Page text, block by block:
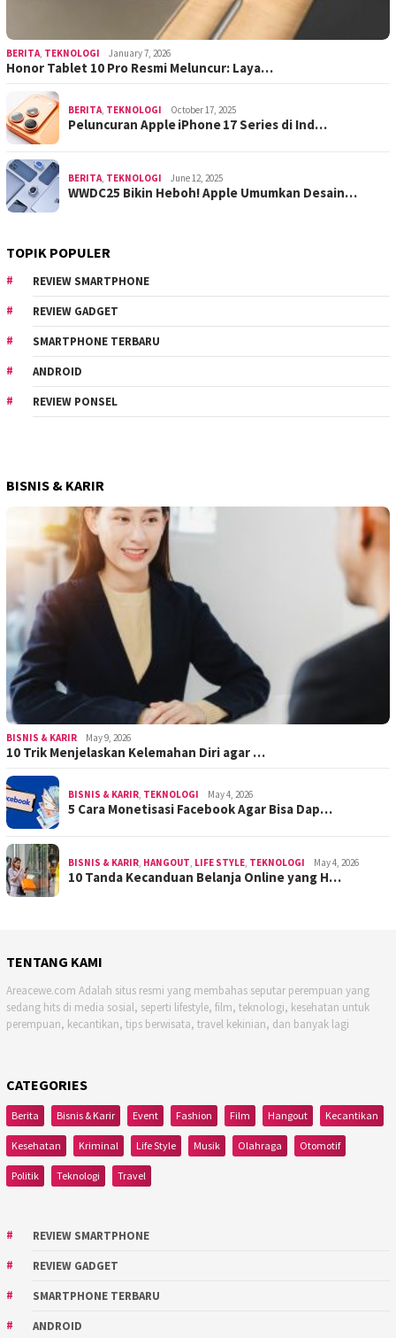
BERITA TEKNOLOGI January 7, 2026
Honor Tablet 10 Pro Resmi Meluncur: Laya…
BERITA TEKNOLOGI October 17, 2025
Peluncuran Apple iPhone 17 Series di Ind…
BERITA TEKNOLOGI June 12, 2025
WWDC25 Bikin Heboh! Apple Umumkan Desain…
TOPIK POPULER
REVIEW SMARTPHONE
REVIEW GADGET
SMARTPHONE TERBARU
ANDROID
REVIEW PONSEL
BISNIS & KARIR
BISNIS & KARIR May 9, 2026
10 Trik Menjelaskan Kelemahan Diri agar …
BISNIS & KARIR TEKNOLOGI May 4, 2026
5 Cara Monetisasi Facebook Agar Bisa Dap…
BISNIS & KARIR HANGOUT LIFE STYLE TEKNOLOGI May 4, 2026
10 Tanda Kecanduan Belanja Online yang H…
TENTANG KAMI
Areacewe.com Adalah situs resmi yang membahas seputar perempuan yang
sedang hits di media sosial, seperti lifestyle, film, teknologi, kesehatan untuk
perempuan, kecantikan, tips berwisata, travel kekinian, dan banyak lagi
CATEGORIES
Berita Bisnis & Karir Event Fashion Film Hangout Kecantikan
Kesehatan Kriminal Life Style Musik Olahraga Otomotif
Politik Teknologi Travel
REVIEW SMARTPHONE
REVIEW GADGET
SMARTPHONE TERBARU
ANDROID